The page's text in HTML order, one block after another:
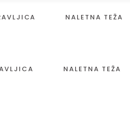
NALETNA TEŽA
NALETNA TEŽA